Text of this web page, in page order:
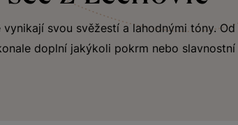
svou svěžestí a lahodnými tóny. Od
doplní jakýkoli pokrm nebo slavnostní